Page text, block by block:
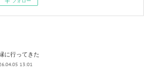
に行ってきた
13:01